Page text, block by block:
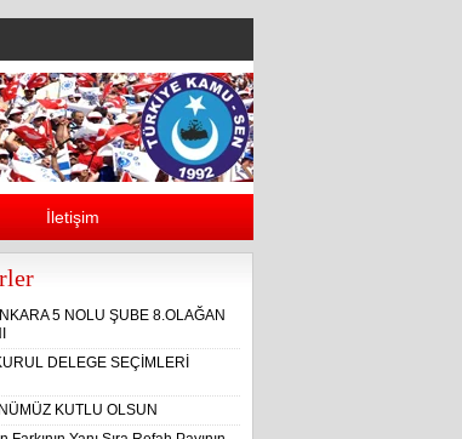
İletişim
5 NOLU ŞUBE 8.OLAĞAN
DELEGE SEÇİMLERİ
KUTLU OLSUN